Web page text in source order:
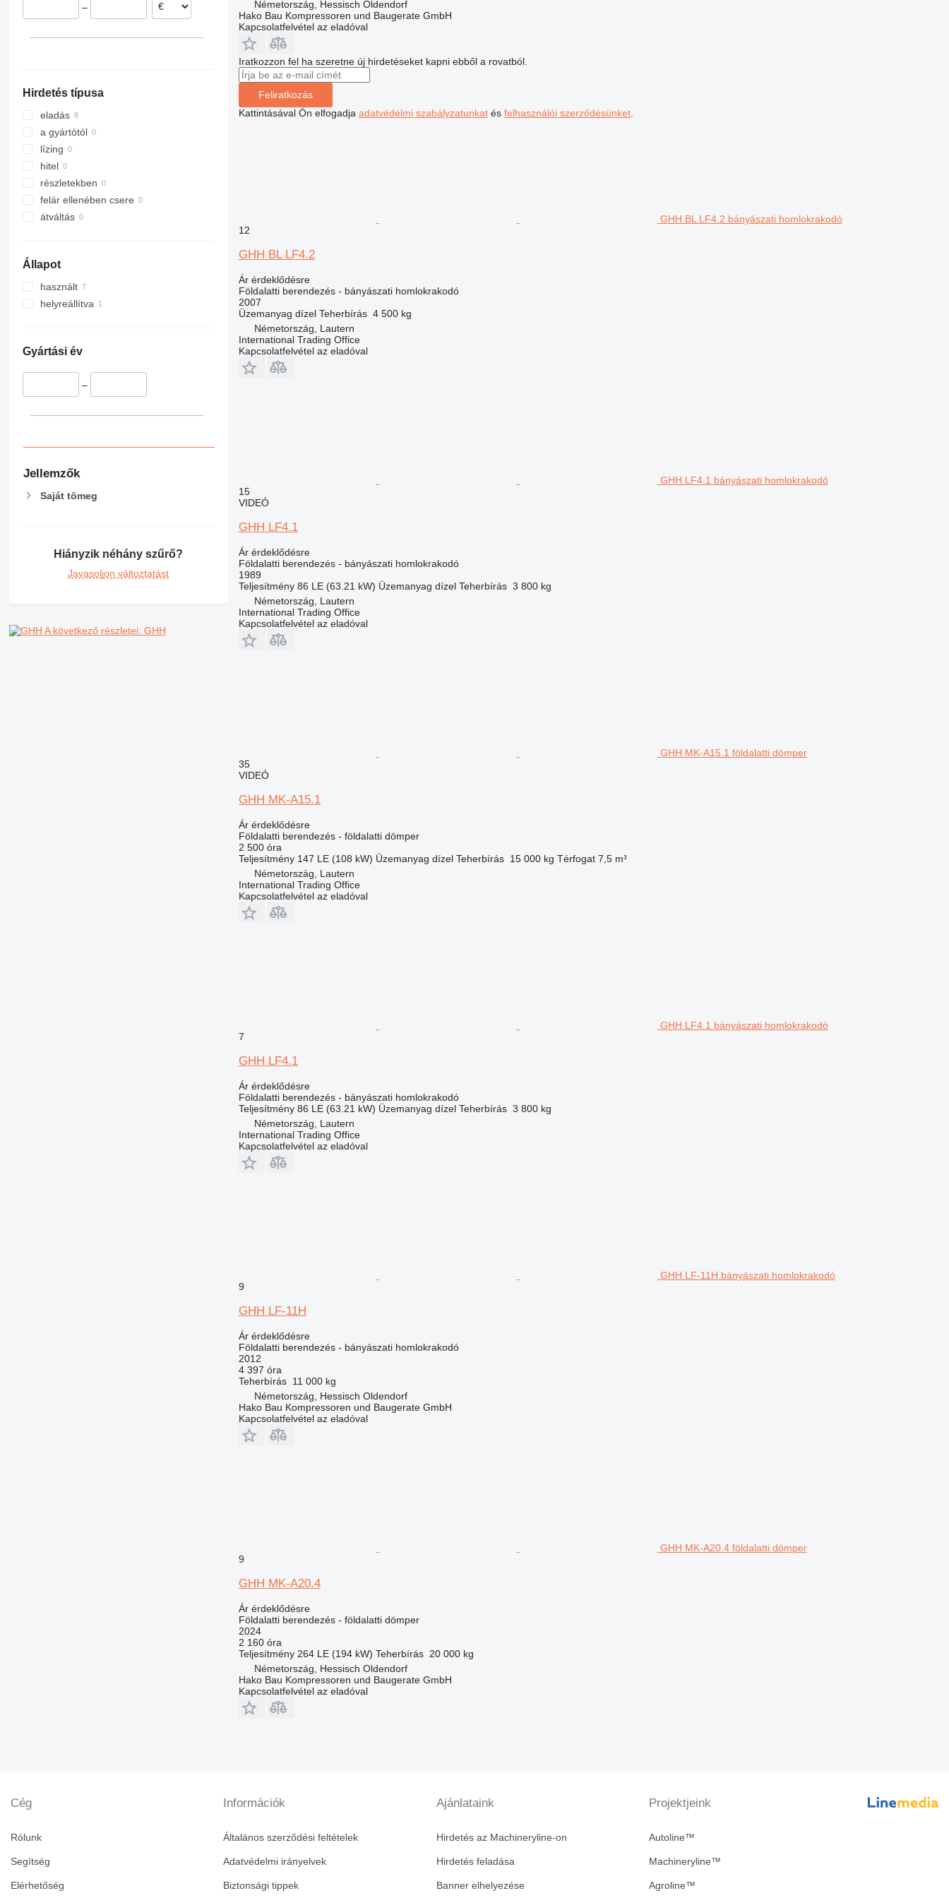
–
Hirdetés típusa
eladás
a gyártótól
lízing
hitel
részletekben
felár ellenében csere
átváltás
Állapot
használt
helyreállítva
Gyártási év
–
Jellemzők
Saját tömeg
Hiányzik néhány szűrő?
Javasoljon változtatást
A következő részletei: GHH
Németország, Hessisch Oldendorf
Hako Bau Kompressoren und Baugerate GmbH
Kapcsolatfelvétel az eladóval
Iratkozzon fel ha szeretne új hirdetéseket kapni ebből a rovatból.
Feliratkozás
Kattintásával Ön elfogadja adatvédelmi szabályzatunkatés felhasználói szerződésünket.
GHH BL LF4.2 bányászati homlokrakodó
12
GHH BL LF4.2
Ár érdeklődésre
Földalatti berendezés - bányászati homlokrakodó
2007
Üzemanyag dízel Teherbírás 4 500 kg
Németország, Lautern
International Trading Office
Kapcsolatfelvétel az eladóval
GHH LF4.1 bányászati homlokrakodó
15
VIDEÓ
GHH LF4.1
Ár érdeklődésre
Földalatti berendezés - bányászati homlokrakodó
1989
Teljesítmény 86 LE (63.21 kW) Üzemanyag dízel Teherbírás 3 800 kg
Németország, Lautern
International Trading Office
Kapcsolatfelvétel az eladóval
GHH MK-A15.1 földalatti dömper
35
VIDEÓ
GHH MK-A15.1
Ár érdeklődésre
Földalatti berendezés - földalatti dömper
2 500 óra
Teljesítmény 147 LE (108 kW) Üzemanyag dízel Teherbírás 15 000 kg Térfogat 7,5 m³
Németország, Lautern
International Trading Office
Kapcsolatfelvétel az eladóval
GHH LF4.1 bányászati homlokrakodó
7
GHH LF4.1
Ár érdeklődésre
Földalatti berendezés - bányászati homlokrakodó
Teljesítmény 86 LE (63.21 kW) Üzemanyag dízel Teherbírás 3 800 kg
Németország, Lautern
International Trading Office
Kapcsolatfelvétel az eladóval
GHH LF-11H bányászati homlokrakodó
9
GHH LF-11H
Ár érdeklődésre
Földalatti berendezés - bányászati homlokrakodó
2012
4 397 óra
Teherbírás 11 000 kg
Németország, Hessisch Oldendorf
Hako Bau Kompressoren und Baugerate GmbH
Kapcsolatfelvétel az eladóval
GHH MK-A20.4 földalatti dömper
9
GHH MK-A20.4
Ár érdeklődésre
Földalatti berendezés - földalatti dömper
2024
2 160 óra
Teljesítmény 264 LE (194 kW) Teherbírás 20 000 kg
Németország, Hessisch Oldendorf
Hako Bau Kompressoren und Baugerate GmbH
Kapcsolatfelvétel az eladóval
Cég
Rólunk
Segítség
Elérhetőség
Információk
Általános szerződési feltételek
Adatvédelmi irányelvek
Biztonsági tippek
Ajánlataink
Hirdetés az Machineryline-on
Hirdetés feladása
Banner elhelyezése
Projektjeink
Autoline™
Machineryline™
Agroline™